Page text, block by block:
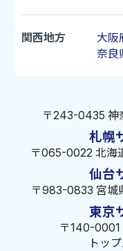
関西地方 大阪
奈良
〒243-0435 神
札幌
〒065-0022 北海
仙台
〒983-0833 宮城
東京
〒140-0001
トッ